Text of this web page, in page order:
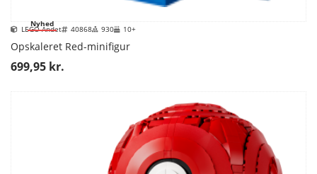
Nyhed
LEGO Andet 40868 930 10+
Opskaleret Red-minifigur
699,95 kr.